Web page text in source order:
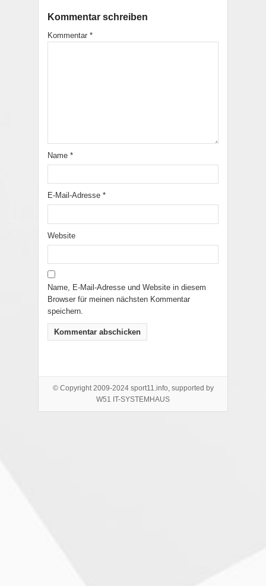
Kommentar schreiben
Kommentar *
Name *
E-Mail-Adresse *
Website
Name, E-Mail-Adresse und Website in diesem
Browser für meinen nächsten Kommentar
speichern.
© Copyright 2009-2024 sport11.info, supported by
W51 IT-SYSTEMHAUS